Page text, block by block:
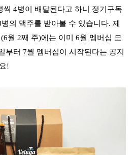
씩 4병이 배달된다고 하니 정기구독
의 맥주를 받아볼 수 있습니다. 제
월 2째 주)에는 이미 6월 멤버십 모
부터 7월 멤버십이 시작된다는 공지
!